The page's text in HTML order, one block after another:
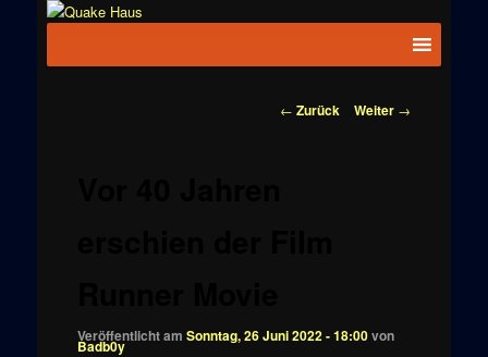
News zu
Beitragsnavigation
← Zurück Weiter →
Veröffentlicht am Sonntag, 26 Juni 2022 - 18:00von
Badb0y